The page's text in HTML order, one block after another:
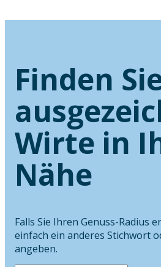
Finden
Wirte in
Nähe
Falls Sie Ihren Genuss-Radius
einfach ein anderes Stichwort
angeben.